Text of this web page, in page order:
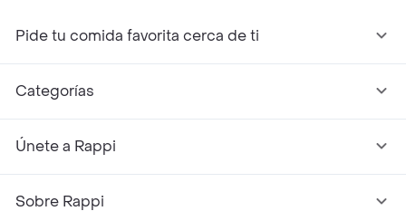
Pide tu comida favorita cerca de ti
Categorías
Únete a Rappi
Sobre Rappi